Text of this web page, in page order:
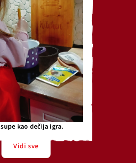
kao dečija igra.
Vidi sve